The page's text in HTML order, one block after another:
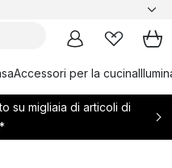
Accessori per la cucina
su migliaia di articoli di